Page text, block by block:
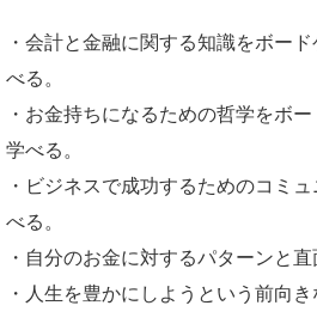
・会計と金融に関する知識をボー
べる。
・お金持ちになるための哲学をボ
学べる。
・ビジネスで成功するためのコミ
べる。
・自分のお金に対するパターンと直
・人生を豊かにしようという前向き